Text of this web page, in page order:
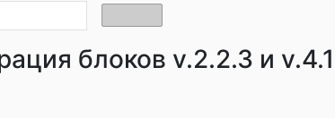
блоков v.2.2.3 и v.4.1